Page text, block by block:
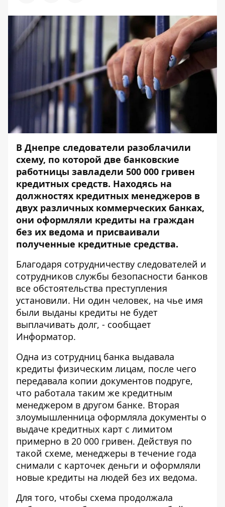
В Днепре следователи разоблачили
схему, по которой две банковские
работницы завладели 500 000 гривен
кредитных средств. Находясь на
должностях кредитных менеджеров в
двух различных коммерческих банках,
они оформляли кредиты на граждан
без их ведома и присваивали
полученные кредитные средства.
Благодаря сотрудничеству следователей и
сотрудников службы безопасности банков
все обстоятельства преступления
установили. Ни один человек, на чье имя
были выданы кредиты не будет
выплачивать долг, - сообщает
Информатор.
Одна из сотрудниц банка выдавала
кредиты физическим лицам, после чего
передавала копии документов подруге,
что работала таким же кредитным
менеджером в другом банке. Вторая
злоумышленница оформляла документы о
выдаче кредитных карт с лимитом
примерно в 20 000 гривен. Действуя по
такой схеме, менеджеры в течение года
снимали с карточек деньги и оформляли
новые кредиты на людей без их ведома.
Для того, чтобы схема продолжала